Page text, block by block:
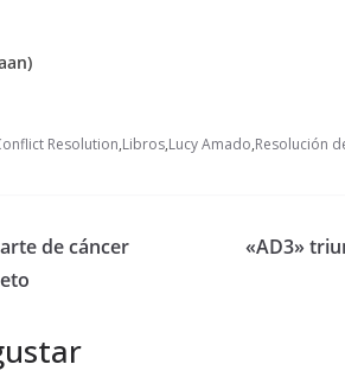
Resolution,Libros,Lucy Amado,Resolución
de cáncer
«AD3»